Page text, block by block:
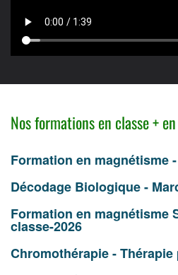
Nos formations en classe +
Formation en magnétisme
Décodage Biologique -
Formation en magnétisme
classe-2026
Chromothérapie -